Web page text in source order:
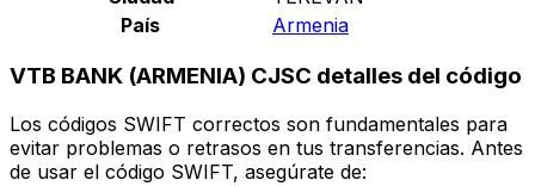
País
Armenia
VTB BANK (ARMENIA) CJSC detalles del código
Los códigos SWIFT correctos son fundamentales para
evitar problemas o retrasos en tus transferencias. Antes
de usar el código SWIFT, asegúrate de: